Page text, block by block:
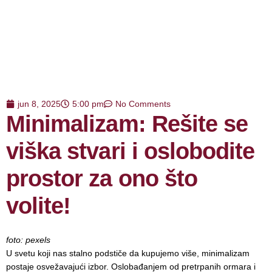
jun 8, 2025 5:00 pm No Comments
Minimalizam: Rešite se
viška stvari i oslobodite
prostor za ono što
volite!
foto: pexels
U svetu koji nas stalno podstiče da kupujemo više, minimalizam
postaje osvežavajući izbor. Oslobađanjem od pretrpanih ormara i